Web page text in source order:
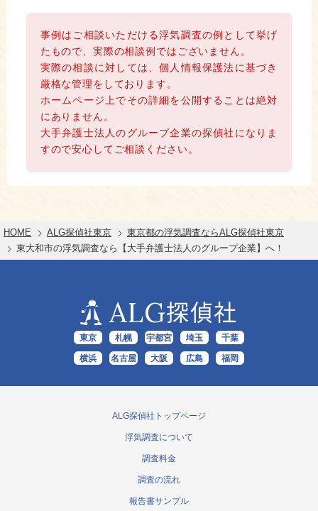
事例はご相談いただける浮気調査の例として挙げ
たもので、実際の相談例ではございません。
実際の相談に対しては、個人情報保護法に基づき
厳格な管理をしております。
ホームページ上でその詳細を公開することは絶対
にありません。
大手弁護士法人のグループ企業の探偵社になりま
すので安心してご相談ください。
HOME ALG探偵社東京
東京都の浮気調査ならALG探偵社東京
東大和市の浮気調査なら【大手弁護士法人のグループ企業】へ！
ALG探偵社
東京 札幌 宇都宮 埼玉 千葉
横浜 名古屋 大阪 広島 福岡
ALG探偵社トップページ
浮気調査について
調査料金
調査の流れ
報告書サンプル